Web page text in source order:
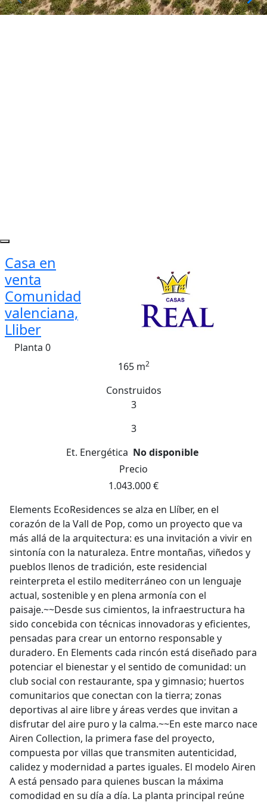
Casa en
venta
Comunidad
valenciana,
Lliber
Planta 0
165 m2
Construidos
3
3
Et. Energética No disponible
Precio
1.043.000 €
Elements EcoResidences se alza en Llíber, en el
corazón de la Vall de Pop, como un proyecto que va
más allá de la arquitectura: es una invitación a vivir en
sintonía con la naturaleza. Entre montañas, viñedos y
pueblos llenos de tradición, este residencial
reinterpreta el estilo mediterráneo con un lenguaje
actual, sostenible y en plena armonía con el
paisaje.~~Desde sus cimientos, la infraestructura ha
sido concebida con técnicas innovadoras y eficientes,
pensadas para crear un entorno responsable y
duradero. En Elements cada rincón está diseñado para
potenciar el bienestar y el sentido de comunidad: un
club social con restaurante, spa y gimnasio; huertos
comunitarios que conectan con la tierra; zonas
deportivas al aire libre y áreas verdes que invitan a
disfrutar del aire puro y la calma.~~En este marco nace
Airen Collection, la primera fase del proyecto,
compuesta por villas que transmiten autenticidad,
calidez y modernidad a partes iguales. El modelo Airen
A está pensado para quienes buscan la máxima
comodidad en su día a día. La planta principal reúne